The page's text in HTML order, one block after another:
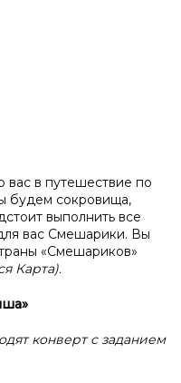
вас в путешествие по
будем сокровища,
выполнить все
вас Смешарики. Вы
«Смешариков»
Карта).
конверт с заданием